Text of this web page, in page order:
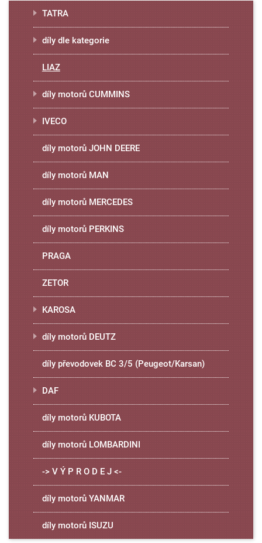
TATRA
díly dle kategorie
LIAZ
díly motorů CUMMINS
IVECO
díly motorů JOHN DEERE
díly motorů MAN
díly motorů MERCEDES
díly motorů PERKINS
PRAGA
ZETOR
KAROSA
díly motorů DEUTZ
díly převodovek BC 3/5 (Peugeot/Karsan)
DAF
díly motorů KUBOTA
díly motorů LOMBARDINI
-> V Ý P R O D E J <-
díly motorů YANMAR
díly motorů ISUZU